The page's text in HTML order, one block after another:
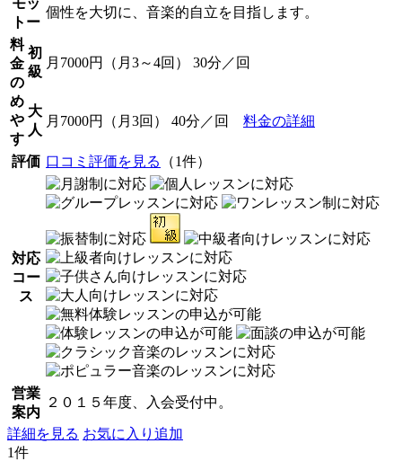
トー
個性を大切に、音楽的自立を目指します。
料
金
の
め
や
す
初
級
月7000円（月3～4回） 30分／回
大
人
月7000円（月3回） 40分／回 料金の詳細
評価 口コミ評価を見る （1件）
対応
コー
ス
営業
案内
２０１５年度、入会受付中。
詳細を見る お気に入り追加
1件